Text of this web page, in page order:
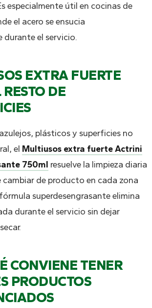
especialmente útil en cocinas de
el acero se ensucia
el servicio.
EXTRA FUERTE
DE
plásticos y superficies no
el Multiusos extra fuerte Actrini
750ml resuelve la limpieza diaria
cambiar de producto en cada zona
superdesengrasante elimina
durante el servicio sin dejar
CONVIENE TENER
PRODUCTOS